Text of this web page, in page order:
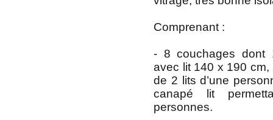
Comprenant :
- 8 couchages dont
avec lit 140 x 190
de 2 lits d’une
canapé lit
personnes.